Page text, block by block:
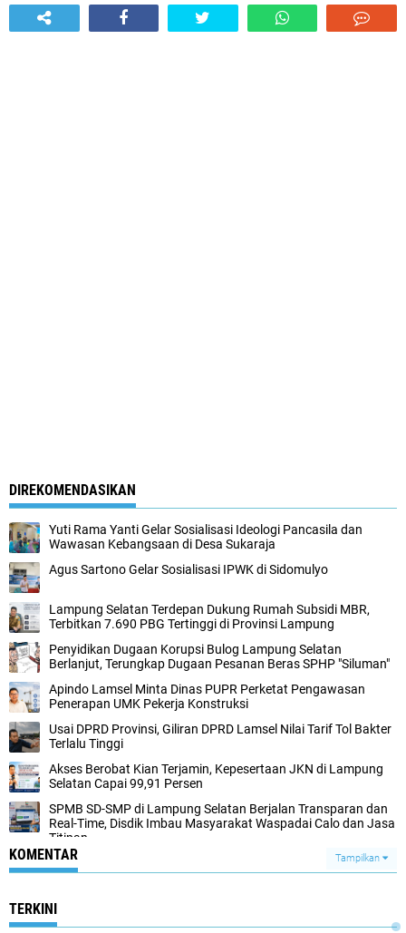
DIREKOMENDASIKAN
Yuti Rama Yanti Gelar Sosialisasi Ideologi Pancasila dan
Wawasan Kebangsaan di Desa Sukaraja
Agus Sartono Gelar Sosialisasi IPWK di Sidomulyo
Lampung Selatan Terdepan Dukung Rumah Subsidi MBR,
Terbitkan 7.690 PBG Tertinggi di Provinsi Lampung
Penyidikan Dugaan Korupsi Bulog Lampung Selatan
Berlanjut, Terungkap Dugaan Pesanan Beras SPHP "Siluman"
Apindo Lamsel Minta Dinas PUPR Perketat Pengawasan
Penerapan UMK Pekerja Konstruksi
Usai DPRD Provinsi, Giliran DPRD Lamsel Nilai Tarif Tol Bakter
Terlalu Tinggi
Akses Berobat Kian Terjamin, Kepesertaan JKN di Lampung
Selatan Capai 99,91 Persen
SPMB SD-SMP di Lampung Selatan Berjalan Transparan dan
Real-Time, Disdik Imbau Masyarakat Waspadai Calo dan Jasa
Titipan
KOMENTAR Tampilkan
TERKINI